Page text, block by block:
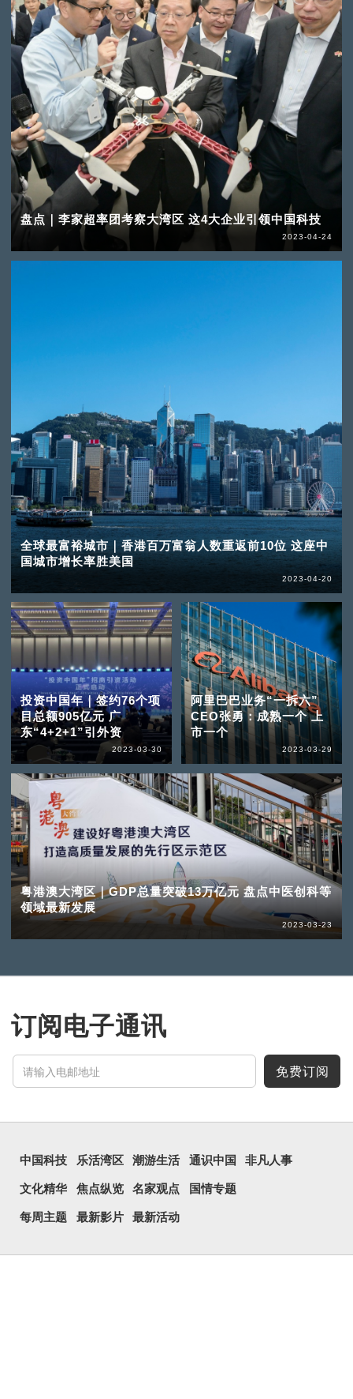
盘点｜李家超率团考察大湾区 这4大企业引领中国科技
2023-04-24
全球最富裕城市｜香港百万富翁人数重返前10位 这座中
国城市增长率胜美国
2023-04-20
投资中国年｜签约76个项
目总额905亿元 广
东“4+2+1”引外资
2023-03-30
阿里巴巴业务“一拆六”
CEO张勇：成熟一个 上
市一个
2023-03-29
粤港澳大湾区｜GDP总量突破13万亿元 盘点中医创科等
领域最新发展
2023-03-23
订阅电子通讯
免费订阅
中国科技 乐活湾区 潮游生活 通识中国 非凡人事
文化精华 焦点纵览 名家观点 国情专题
每周主题 最新影片 最新活动